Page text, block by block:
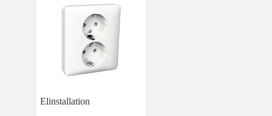
Elinstallation